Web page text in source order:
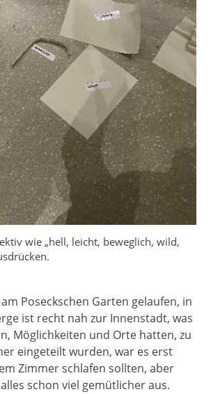
wie „hell, leicht, beweglich, wild,
Poseckschen Garten gelaufen, in
ist recht nah zur Innenstadt, was
Möglichkeiten und Orte hatten, zu
eingeteilt wurden, war es erst
Zimmer schlafen sollten, aber
schon viel gemütlicher aus.